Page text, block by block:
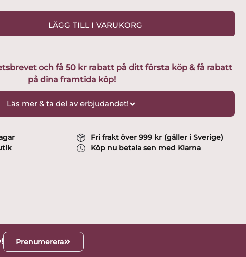
LÄGG TILL I VARUKORG
och få 50 kr rabatt på ditt första köp & få rabatt
på dina framtida köp!
Läs mer & ta del av erbjudandet!
Fri frakt över 999 kr (gäller i Sverige)
Köp nu betala sen med Klarna
Prenumerera